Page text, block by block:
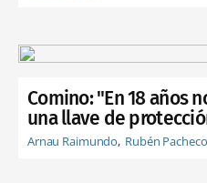
Comino: "En 18 años
una llave de
Arnau Raimundo Rubén Pacheco